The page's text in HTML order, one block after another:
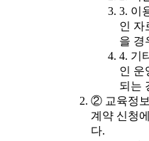
3. 이
인 자
을 경
4. 기
인 운
되는
② 교육정
계약 신청
다.